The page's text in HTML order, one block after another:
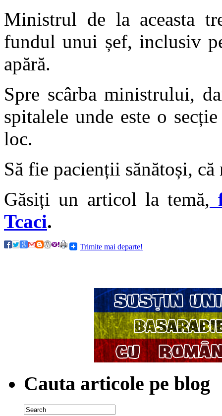
Ministrul de la aceasta
fundul unui șef, inclusiv
apără.
Spre scârba ministrului,
spitalele unde este o
loc.
Să fie pacienții sănătoși,
Găsiți un articol la temă,
Tcaci.
Trimite mai departe!
Cauta articole pe blog